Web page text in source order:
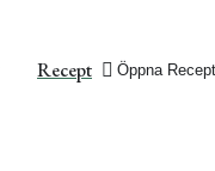
Recept Öppna Recept